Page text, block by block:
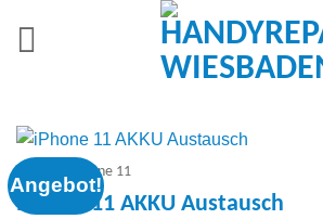
Angebot!
iPhone 11
iPhone 11 AKKU Austausch